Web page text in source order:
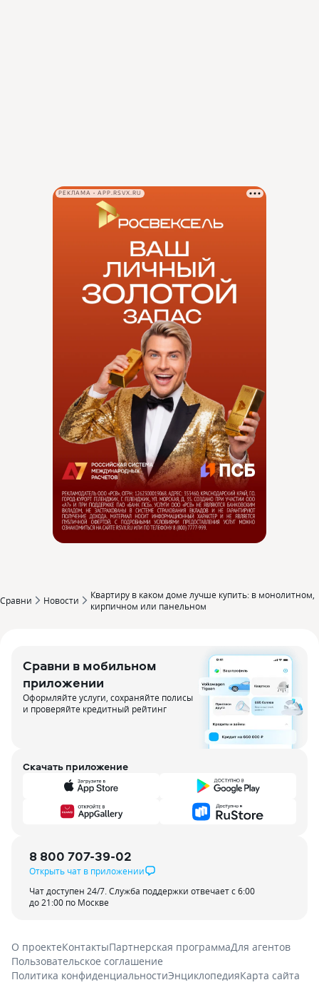
РЕКЛАМА • APP.RSVX.RU
Сравни Новости
Квартиру в каком доме лучше купить: в монолитном‚
кирпичном или панельном
Сравни в мобильном
приложении
Оформляйте услуги, сохраняйте полисы
и проверяйте кредитный рейтинг
Скачать приложение
8 800 707-39-02
Открыть чат в приложении
Чат доступен 24/7. Служба поддержки отвечает с 6:00
до 21:00 по Москве
О проектеКонтактыПартнерская программаДля агентов
Пользовательское соглашение
Политика конфиденциальностиЭнциклопедияКарта сайта